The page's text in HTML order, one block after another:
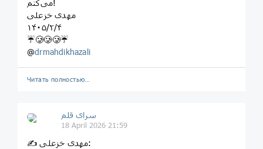
می‌کنم!
مهدی خزعلی
١۴٠۵/٢/۴
☔️🥲🥲🥲☔️
@drmahdikhazali
Читать полностью…
سرای قلم
18 April 2026 21:59
✍️ مهدی خزعلی: